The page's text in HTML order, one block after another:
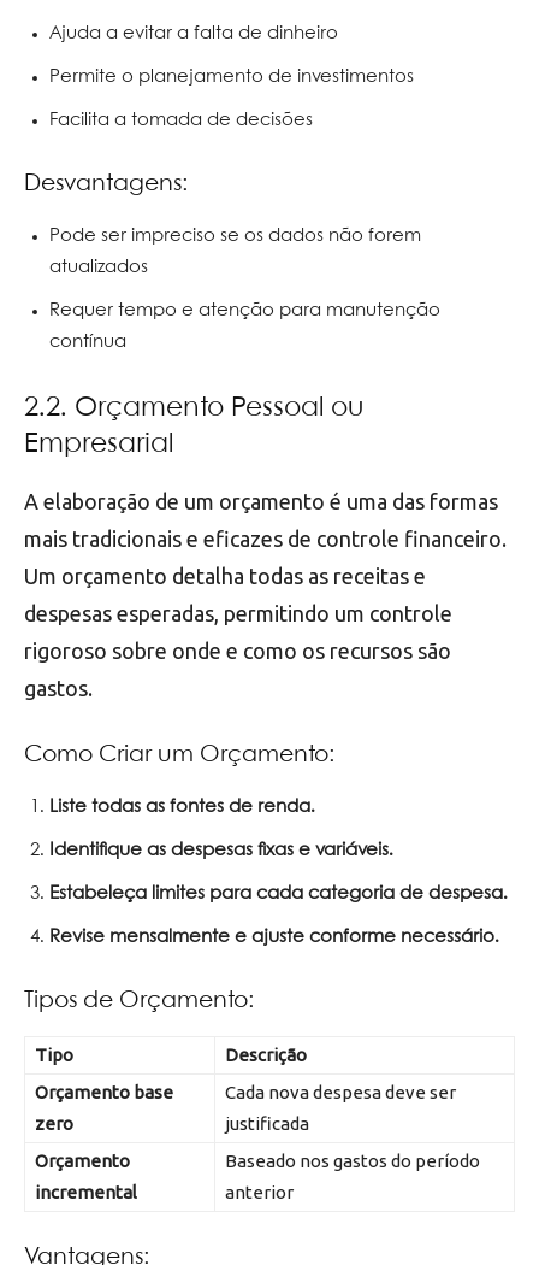
Ajuda a evitar a falta de dinheiro
Permite o planejamento de investimentos
Facilita a tomada de decisões
Desvantagens:
Pode ser impreciso se os dados não forem
atualizados
Requer tempo e atenção para manutenção
contínua
2.2. Orçamento Pessoal ou
Empresarial
A elaboração de um orçamento é uma das formas
mais tradicionais e eficazes de controle financeiro.
Um orçamento detalha todas as receitas e
despesas esperadas, permitindo um controle
rigoroso sobre onde e como os recursos são
gastos.
Como Criar um Orçamento:
Liste todas as fontes de renda.
Identifique as despesas fixas e variáveis.
Estabeleça limites para cada categoria de despesa.
Revise mensalmente e ajuste conforme necessário.
Tipos de Orçamento:
Tipo
Descrição
Orçamento base
zero
Cada nova despesa deve ser
justificada
Orçamento
incremental
Baseado nos gastos do período
anterior
Vantagens: